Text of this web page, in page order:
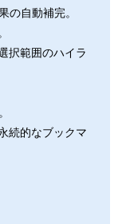
自動補完。
範囲のハイラ
的なブックマ